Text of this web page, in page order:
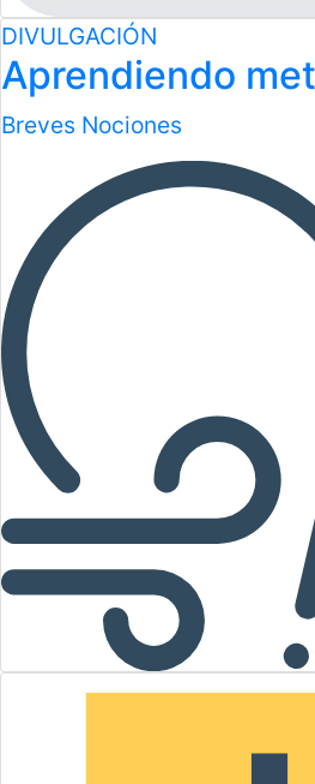
DIVULGACIÓN
Aprendiendo
Breves Nociones